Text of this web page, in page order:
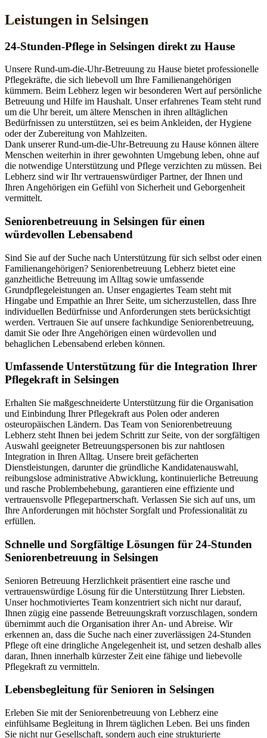
Leistungen in Selsingen
24-Stunden-Pflege in Selsingen direkt zu Hause
Unsere Rund-um-die-Uhr-Betreuung zu Hause bietet professionelle
Pflegekräfte, die sich liebevoll um Ihre Familienangehörigen
kümmern. Beim Lebherz legen wir besonderen Wert auf persönliche
Betreuung und Hilfe im Haushalt. Unser erfahrenes Team steht rund
um die Uhr bereit, um ältere Menschen in ihren alltäglichen
Bedürfnissen zu unterstützen, sei es beim Ankleiden, der Hygiene
oder der Zubereitung von Mahlzeiten.
Dank unserer Rund-um-die-Uhr-Betreuung zu Hause können ältere
Menschen weiterhin in ihrer gewohnten Umgebung leben, ohne auf
die notwendige Unterstützung und Pflege verzichten zu müssen. Bei
Lebherz sind wir Ihr vertrauenswürdiger Partner, der Ihnen und
Ihren Angehörigen ein Gefühl von Sicherheit und Geborgenheit
vermittelt.
Senioren­betreuung in Selsingen für einen
würdevollen Lebensabend
Sind Sie auf der Suche nach Unterstützung für sich selbst oder einen
Familienangehörigen? Seniorenbetreuung Lebherz bietet eine
ganzheitliche Betreuung im Alltag sowie umfassende
Grundpflegeleistungen an. Unser engagiertes Team steht mit
Hingabe und Empathie an Ihrer Seite, um sicherzustellen, dass Ihre
individuellen Bedürfnisse und Anforderungen stets berücksichtigt
werden. Vertrauen Sie auf unsere fachkundige Seniorenbetreuung,
damit Sie oder Ihre Angehörigen einen würdevollen und
behaglichen Lebensabend erleben können.
Umfassende Unterstützung für die Integration Ihrer
Pflegekraft in Selsingen
Erhalten Sie maßgeschneiderte Unterstützung für die Organisation
und Einbindung Ihrer Pflegekraft aus Polen oder anderen
osteuropäischen Ländern. Das Team von Seniorenbetreuung
Lebherz steht Ihnen bei jedem Schritt zur Seite, von der sorgfältigen
Auswahl geeigneter Betreuungspersonen bis zur nahtlosen
Integration in Ihren Alltag. Unsere breit gefächerten
Dienstleistungen, darunter die gründliche Kandidatenauswahl,
reibungslose administrative Abwicklung, kontinuierliche Betreuung
und rasche Problembehebung, garantieren eine effiziente und
vertrauensvolle Pflegepartnerschaft. Verlassen Sie sich auf uns, um
Ihre Anforderungen mit höchster Sorgfalt und Professionalität zu
erfüllen.
Schnelle und Sorgfältige Lösungen für 24-Stunden
Seniorenbetreuung in Selsingen
Senioren Betreuung Herzlichkeit präsentiert eine rasche und
vertrauenswürdige Lösung für die Unterstützung Ihrer Liebsten.
Unser hochmotiviertes Team konzentriert sich nicht nur darauf,
Ihnen zügig eine passende Betreuungskraft vorzuschlagen, sondern
übernimmt auch die Organisation ihrer An- und Abreise. Wir
erkennen an, dass die Suche nach einer zuverlässigen 24-Stunden
Pflege oft eine dringliche Angelegenheit ist, und setzen deshalb alles
daran, Ihnen innerhalb kürzester Zeit eine fähige und liebevolle
Pflegekraft zu vermitteln.
Lebensbegleitung für Senioren in Selsingen
Erleben Sie mit der Seniorenbetreuung von Lebherz eine
einfühlsame Begleitung in Ihrem täglichen Leben. Bei uns finden
Sie nicht nur Gesellschaft, sondern auch eine strukturierte